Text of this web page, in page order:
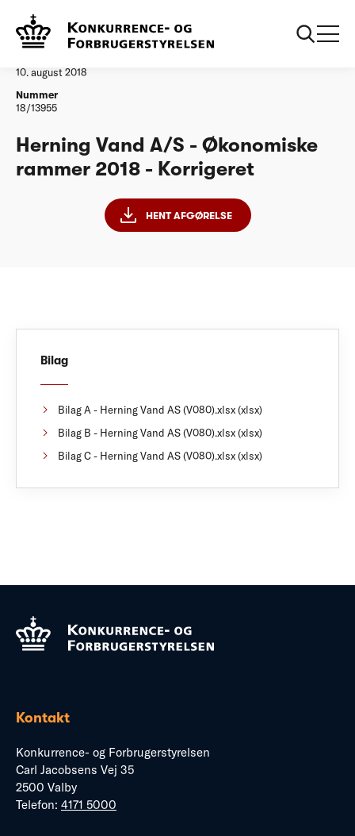
Vandtilsyn
10. august 2018
Nummer
18/13955
Herning Vand A/S - Økonomiske
rammer 2018 - Korrigeret
HENT AFGØRELSE
Bilag
Bilag A - Herning Vand AS (V080).xlsx (xlsx)
Bilag B - Herning Vand AS (V080).xlsx (xlsx)
Bilag C - Herning Vand AS (V080).xlsx (xlsx)
Kontakt
Konkurrence- og Forbrugerstyrelsen
Carl Jacobsens Vej 35
2500 Valby
Telefon: 4171 5000